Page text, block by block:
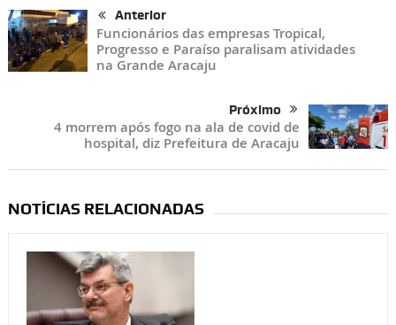
Anterior
Funcionários das empresas Tropical,
Progresso e Paraíso paralisam atividades
na Grande Aracaju
Próximo
4 morrem após fogo na ala de covid de
hospital, diz Prefeitura de Aracaju
NOTÍCIAS RELACIONADAS